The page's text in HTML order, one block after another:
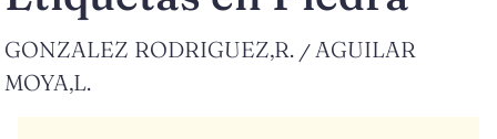
GONZALEZ RODRIGUEZ,R. / AGUILAR
MOYA,L.